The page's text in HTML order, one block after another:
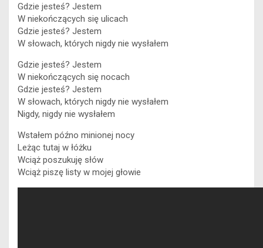
Gdzie jesteś? Jestem
W niekończących się ulicach
Gdzie jesteś? Jestem
W słowach, których nigdy nie wysłałem
Gdzie jesteś? Jestem
W niekończących się nocach
Gdzie jesteś? Jestem
W słowach, których nigdy nie wysłałem
Nigdy, nigdy nie wysłałem
Wstałem późno minionej nocy
Leżąc tutaj w łóżku
Wciąż poszukuję słów
Wciąż piszę listy w mojej głowie